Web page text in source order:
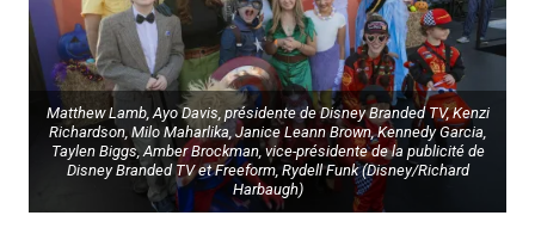
Matthew Lamb, Ayo Davis, présidente de Disney Branded TV, Kenzi
Richardson, Milo Maharlika, Janice Leann Brown, Kennedy Garcia,
Taylen Biggs, Amber Brockman, vice-présidente de la publicité de
Disney Branded TV et Freeform, Rydell Funk (Disney/Richard
Harbaugh)